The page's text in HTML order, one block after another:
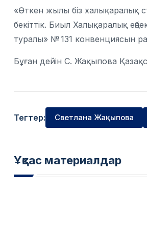
«Өткен жылы біз халықаралық
бекіттік. Биыл Халықаралық
туралы» № 131 конвенциясын
Бұған дейін С. Жақыпова
Тегтер: Светлана Жақыпова
Ұқсас материалдар